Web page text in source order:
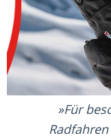
Für
Radfahren